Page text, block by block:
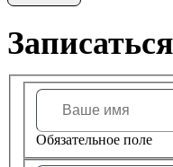
Обязательное поле